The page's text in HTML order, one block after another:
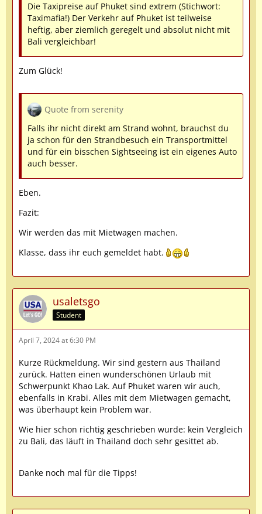
Die Taxipreise auf Phuket sind extrem (Stichwort:
Taximafia!) Der Verkehr auf Phuket ist teilweise
heftig, aber ziemlich geregelt und absolut nicht mit
Bali vergleichbar!
Zum Glück!
Quote from serenity
Falls ihr nicht direkt am Strand wohnt, brauchst du
ja schon für den Strandbesuch ein Transportmittel
und für ein bisschen Sightseeing ist ein eigenes Auto
auch besser.
Eben.
Fazit:
Wir werden das mit Mietwagen machen.
Klasse, dass ihr euch gemeldet habt.
usaletsgo
Student
April 7, 2024 at 6:30 PM
Kurze Rückmeldung. Wir sind gestern aus Thailand
zurück. Hatten einen wunderschönen Urlaub mit
Schwerpunkt Khao Lak. Auf Phuket waren wir auch,
ebenfalls in Krabi. Alles mit dem Mietwagen gemacht,
was überhaupt kein Problem war.
Wie hier schon richtig geschrieben wurde: kein Vergleich
zu Bali, das läuft in Thailand doch sehr gesittet ab.
Danke noch mal für die Tipps!